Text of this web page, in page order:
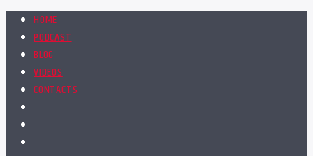
HOME
PODCAST
BLOG
VIDEOS
CONTACTS